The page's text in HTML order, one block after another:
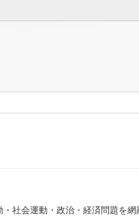
社会運動・政治・経済問題を網